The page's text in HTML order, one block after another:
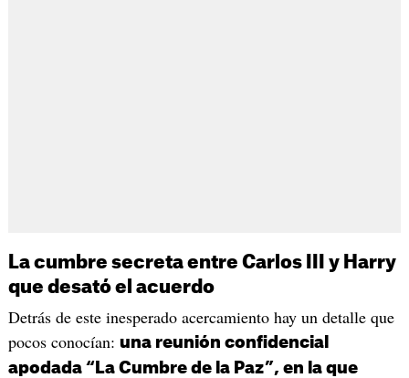
La cumbre secreta entre Carlos III y Harry
que desató el acuerdo
Detrás de este inesperado acercamiento hay un detalle que
pocos conocían: una reunión confidencial
apodada “La Cumbre de la Paz”, en la que